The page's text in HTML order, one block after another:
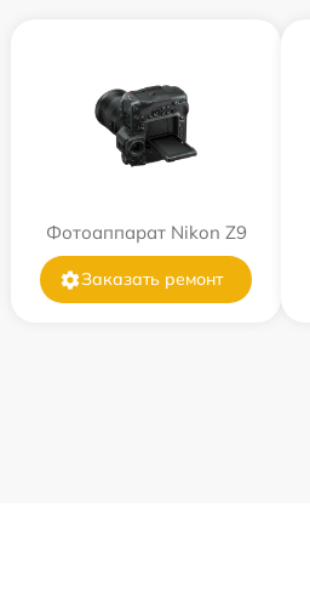
Фотоаппарат Nikon Z9
Заказать ремонт